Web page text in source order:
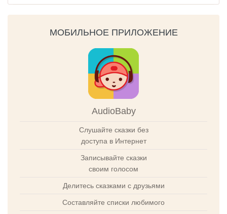
МОБИЛЬНОЕ ПРИЛОЖЕНИЕ
AudioBaby
Слушайте сказки без
доступа в Интернет
Записывайте сказки
своим голосом
Делитесь сказками с друзьями
Составляйте списки любимого